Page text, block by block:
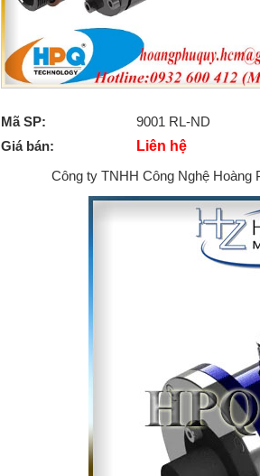
Mã SP:
9001 RL-ND
Giá bán:
Liên hệ
Công ty TNHH Công Nghệ Hoàng